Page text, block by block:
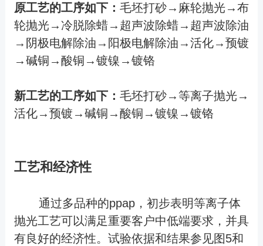
原工艺的工序如下： 毛坯打砂→麻轮抛光→布
轮抛光→冷脱除蜡→超声波除蜡→超声波除油
→阴极电解除油→阳极电解除油→活化→预镀
→碱铜→酸铜→镀镍→镀铬
新工艺的工序如下： 毛坯打砂→等离子抛光→
活化→预镀→碱铜→酸铜→镀镍→镀铬
工艺和经济性
通过多品种的ppap，初步表明等离子体
抛光工艺可以满足重要客户中低端要求，并具
有良好的经济性。试验依据和结果参见图5和